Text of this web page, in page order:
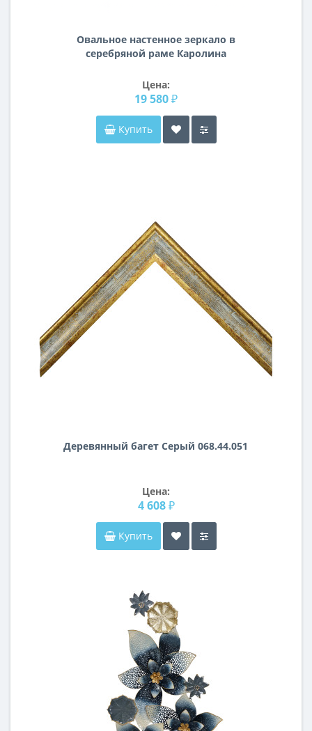
Овальное настенное зеркало в
серебряной раме Каролина
Цена:
19 580 ₽
Купить
Деревянный багет Серый 068.44.051
Цена:
4 608 ₽
Купить